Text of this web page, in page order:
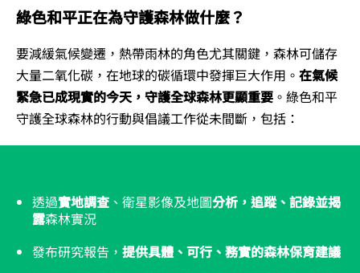
綠色和平正在為守護森林做什麼？
要減緩氣候變遷，熱帶雨林的角色尤其關鍵，森林可儲存
大量二氧化碳，在地球的碳循環中發揮巨大作用。 在氣候
緊急已成現實的今天，守護全球森林更顯重要 。綠色和平
守護全球森林的行動與倡議工作從未間斷，包括：
透過實地調查 、衛星影像及地圖分析，追蹤、記錄並揭
露森林實況
發布研究報告， 提供具體、可行、務實的森林保育建議